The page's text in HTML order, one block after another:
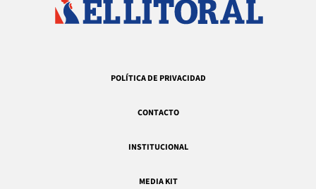
POLÍTICA DE PRIVACIDAD
CONTACTO
INSTITUCIONAL
MEDIA KIT